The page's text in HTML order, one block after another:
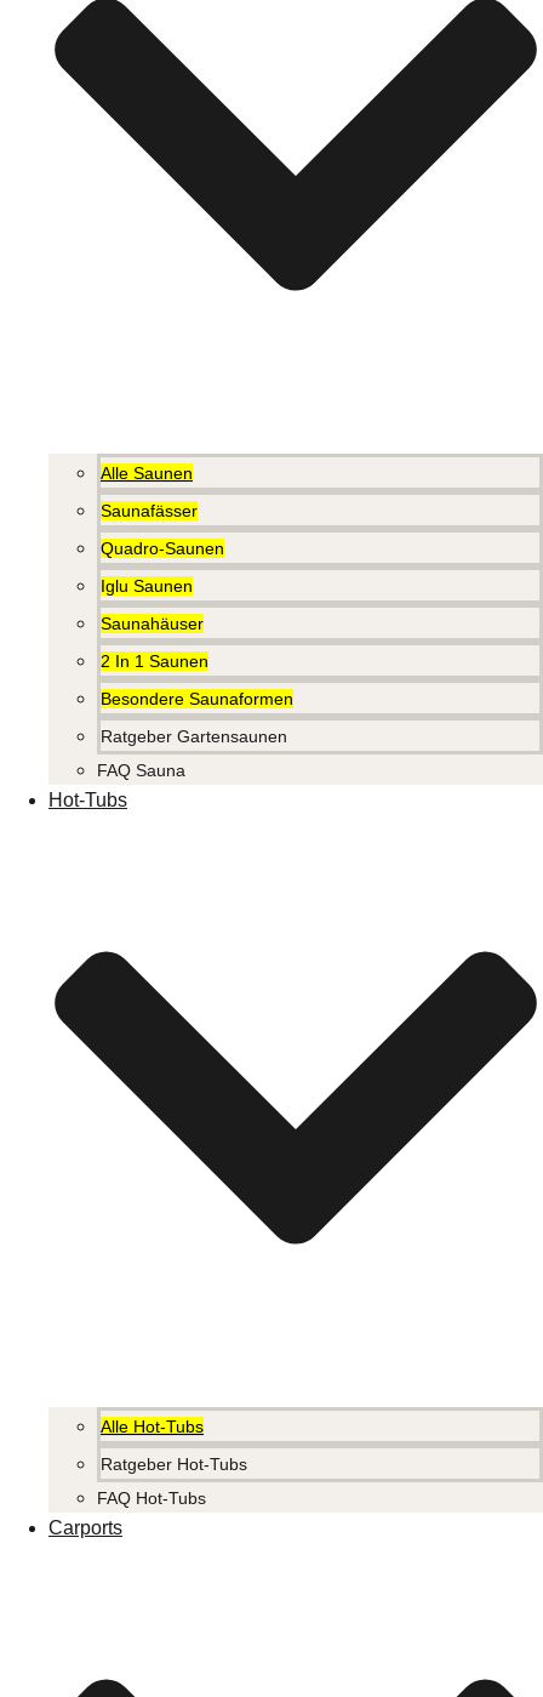
Alle Saunen
Saunafässer
Quadro-Saunen
Iglu Saunen
Saunahäuser
2 In 1 Saunen
Besondere Saunaformen
Ratgeber Gartensaunen
FAQ Sauna
Hot-Tubs
Alle Hot-Tubs
Ratgeber Hot-Tubs
FAQ Hot-Tubs
Carports